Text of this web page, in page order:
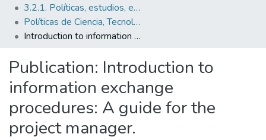
All of DSpace
Statistics
3.2.1. Políticas, estudios, evaluaciones e indicadores de CTeI
Políticas de Ciencia, Tecnología e Innovación
Introduction to information exchange procedures: A guide for the project manager.
Publication: Introduction to
information exchange
procedures: A guide for the
project manager.